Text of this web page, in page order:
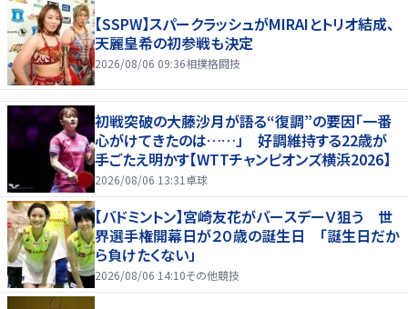
【SSPW】スパークラッシュがMIRAIとトリオ結成、
天麗皇希の初参戦も決定
2026/08/06 09:36相撲格闘技
初戦突破の大藤沙月が語る“復調”の要因「一番
心がけてきたのは……」 好調維持する22歳が
手ごたえ明かす【WTTチャンピオンズ横浜2026】
2026/08/06 13:31卓球
【バドミントン】宮崎友花がバースデーＶ狙う 世
界選手権開幕日が２０歳の誕生日 「誕生日だか
ら負けたくない」
2026/08/06 14:10その他競技